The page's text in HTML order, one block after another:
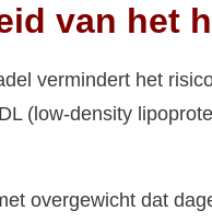
van het
vermindert het
(low-density
overgewicht dat